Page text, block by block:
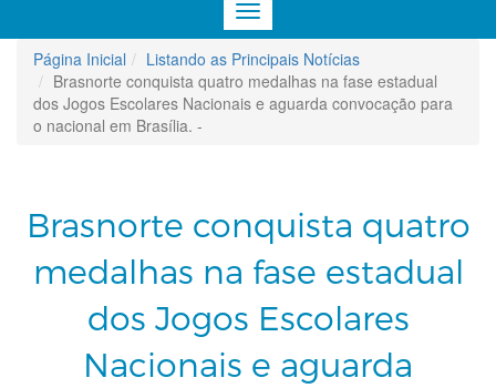
Menu
de
Navegação
Página Inicial
Listando as Principais Notícias
Brasnorte conquista quatro medalhas na fase estadual
dos Jogos Escolares Nacionais e aguarda convocação para
o nacional em Brasília. -
Brasnorte conquista quatro
medalhas na fase estadual
dos Jogos Escolares
Nacionais e aguarda